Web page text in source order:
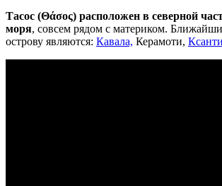
Тасос (Θάσος) расположен в северной
моря, совсем рядом с материком.
острову являются: Кавала, Керамоти, Ксанти